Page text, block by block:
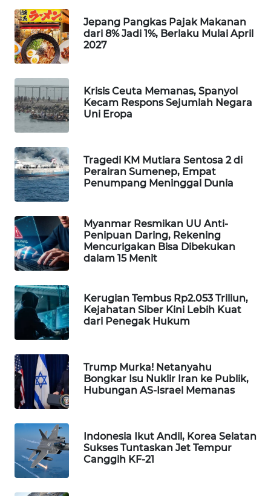
Jepang Pangkas Pajak Makanan
dari 8% Jadi 1%, Berlaku Mulai April
2027
Krisis Ceuta Memanas, Spanyol
Kecam Respons Sejumlah Negara
Uni Eropa
Tragedi KM Mutiara Sentosa 2 di
Perairan Sumenep, Empat
Penumpang Meninggal Dunia
Myanmar Resmikan UU Anti-
Penipuan Daring, Rekening
Mencurigakan Bisa Dibekukan
dalam 15 Menit
Kerugian Tembus Rp2.053 Triliun,
Kejahatan Siber Kini Lebih Kuat
dari Penegak Hukum
Trump Murka! Netanyahu
Bongkar Isu Nuklir Iran ke Publik,
Hubungan AS-Israel Memanas
Indonesia Ikut Andil, Korea Selatan
Sukses Tuntaskan Jet Tempur
Canggih KF-21
WAHANA
INFRASTRUKTUR
WAHANA
WAHANA
LISTRIK
WAHANA
TRAVEL
WAHANA
WAHANANEWS
ID
WAHANANEWS
CO ID
WAHANANEWS
NET
WAHANA
SPORT
UMKM
WAHANA
SELEB